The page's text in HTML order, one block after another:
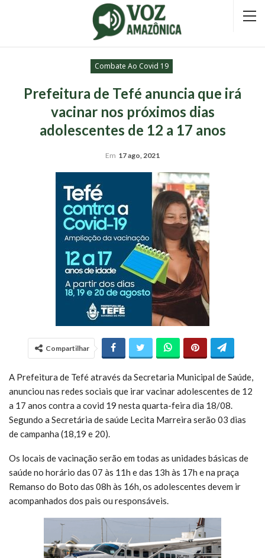
Combate Ao Covid 19
Prefeitura de Tefé anuncia que irá
vacinar nos próximos dias
adolescentes de 12 a 17 anos
Em 17 ago, 2021
Compartilhar
A Prefeitura de Tefé através da Secretaria Municipal de Saúde,
anunciou nas redes sociais que irar vacinar adolescentes de 12
a 17 anos contra a covid 19 nesta quarta-feira dia 18/08.
Segundo a Secretária de saúde Lecita Marreira serão 03 dias
de campanha (18,19 e 20).
Os locais de vacinação serão em todas as unidades básicas de
saúde no horário das 07 às 11h e das 13h às 17h e na praça
Remanso do Boto das 08h às 16h, os adolescentes devem ir
acompanhados dos pais ou responsáveis.